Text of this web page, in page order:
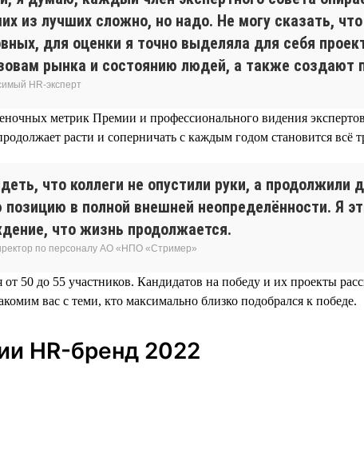
из лучших сложно, но надо. Не могу сказать,
для оценки я точно выделяла для себя
рынка и состоянию людей, а также создают
HR-эксперт
метрик Премии и профессионального видения
расти и соперничать с каждым годом становится всё
что коллеги не опустили руки, а продолжили
в полной внешней неопределённости. Я
что жизнь продолжается.
по персоналу АО «НПО «Стример»
50 до 55 участников. Кандидатов на победу и их проекты
вас с теми, кто максимально близко подобрался к победе.
HR-бренд 2022